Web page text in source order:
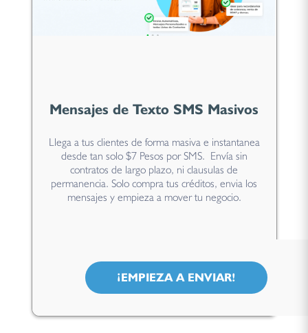
Mensajes de Texto SMS Masivos
Llega a tus clientes de forma masiva e instantanea
desde tan solo $7 Pesos por SMS. Envía sin
contratos de largo plazo, ni clausulas de
permanencia. Solo compra tus créditos, envia los
mensajes y empieza a mover tu negocio.
¡EMPIEZA A ENVIAR!